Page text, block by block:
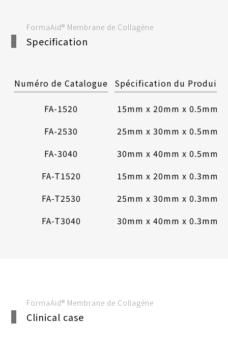
FormaAid® Membrane de Collagène
Specification
Numéro de Catalogue Spécification du Produit
FA-1520
15mm x 20mm x 0.5mm
FA-2530
25mm x 30mm x 0.5mm
FA-3040
30mm x 40mm x 0.5mm
FA-T1520
15mm x 20mm x 0.3mm
FA-T2530
25mm x 30mm x 0.3mm
FA-T3040
30mm x 40mm x 0.3mm
FormaAid® Membrane de Collagène
Clinical case